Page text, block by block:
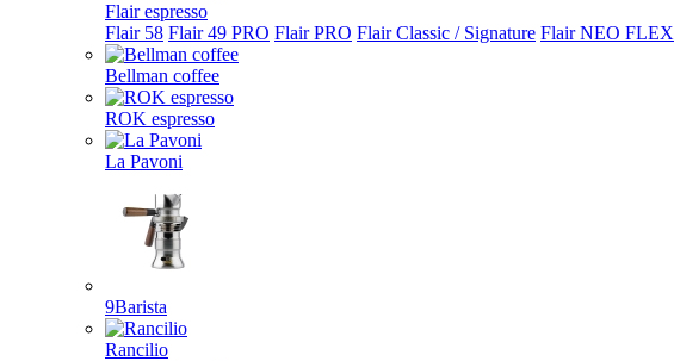
Flair espresso
Flair 58 Flair 49 PRO Flair PRO Flair Classic / Signature Flair NEO FLEX
Bellman coffee
ROK espresso
La Pavoni
9Barista
Rancilio